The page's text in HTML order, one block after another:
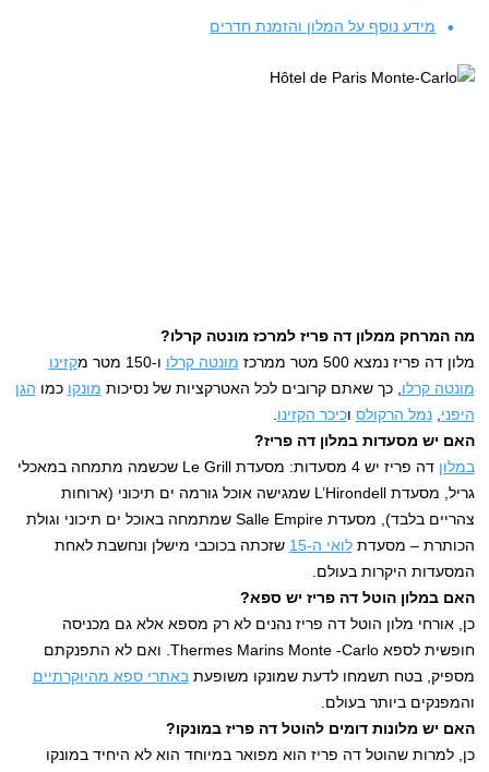
מידע נוסף על המלון והזמנת חדרים
מה המרחק ממלון דה פריז למרכז מונטה קרלו?
מלון דה פריז נמצא 500 מטר ממרכז
מונטה קרלו ו-150 מטר מ
קזינו
מונטה קרלו , כך שאתם קרובים לכל האטרקציות של נסיכות מונקו כמו הגן
היפני ,נמל הרקולס וכיכר הקזינו
האם יש מסעדות במלון דה פריז?
במלון
דה פריז יש 4 מסעדות: מסעדת Le Grill שכשמה מתמחה במאכלי
גריל, מסעדת L’Hirondell שמגישה אוכל גורמה ים תיכוני (ארוחות
צהריים בלבד), מסעדת Salle Empire שמתמחה באוכל ים תיכוני וגולת
הכותרת – מסעדתלואי ה-15
שזכתה בכוכבי מישלן ונחשבת לאחת
המסעדות היקרות בעולם.
האם במלון הוטל דה פריז יש ספא?
כן, אורחי מלון הוטל דה פריז נהנים לא רק מספא אלא גם מכניסה
חופשית לספא Thermes Marins Monte -Carlo. ואם לא התפנקתם
מספיק, בטח תשמחו לדעת שמונקו משופעתבאתרי ספא מהיוקרתיים
והמפנקים ביותר בעולם.
האם יש מלונות דומים להוטל דה פריז במונקו?
כן, למרות שהוטל דה פריז הוא מפואר במיוחד הוא לא היחיד במונקו